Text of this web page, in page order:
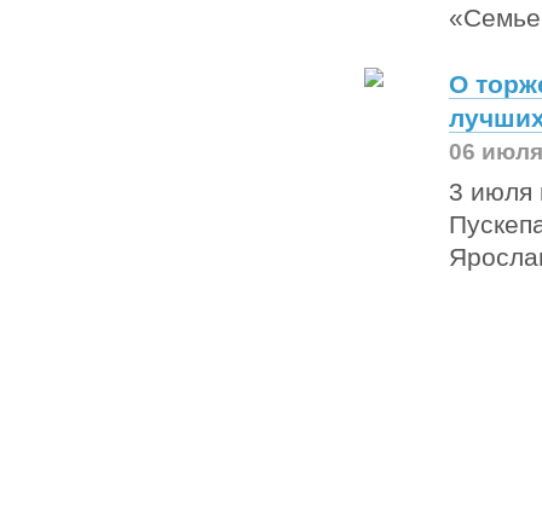
О
06
3 июля